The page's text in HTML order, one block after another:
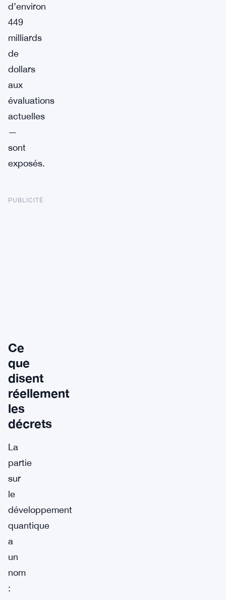
d’environ
449
milliards
de
dollars
aux
évaluations
actuelles
—
sont
exposés.
PUBLICITÉ
Ce
que
disent
réellement
les
décrets
La
partie
sur
le
développement
quantique
a
un
nom
: